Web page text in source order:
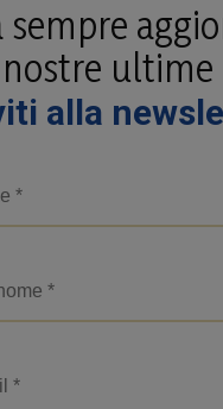
sempre
ultime
alla